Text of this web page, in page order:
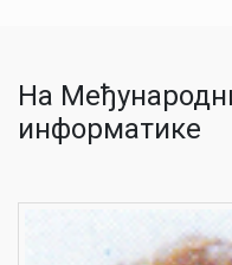
На
информатике